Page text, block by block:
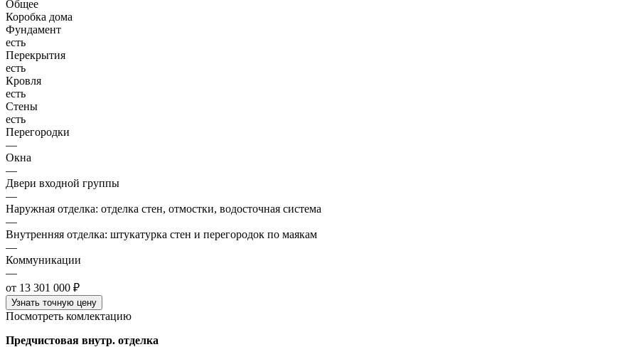
Общее
Коробка дома
Фундамент
есть
Перекрытия
есть
Кровля
есть
Стены
есть
Перегородки
—
Окна
—
Двери входной группы
—
Наружная отделка: отделка стен, отмостки, водосточная система
—
Внутренняя отделка: штукатурка стен и перегородок по маякам
—
Коммуникации
—
от 13 301 000 ₽
Узнать точную цену
Посмотреть комлектацию
Предчистовая внутр. отделка